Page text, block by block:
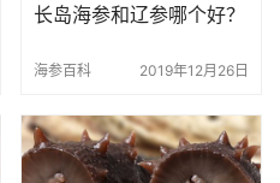
长岛海参和辽参哪个好？
海参百科 2019年12月26日